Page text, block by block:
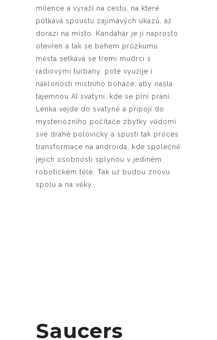
milence a vyráží na cestu, na které
potkává spoustu zajímavých úkazů, až
dorazí na místo. Kandahár je jí naprosto
otevřen a tak se během průzkumu
města setkává se třemi mudrci s
rádiovými turbany, poté využije i
náklonosti místního boháče, aby našla
tajemnou AI svatyni, kde se plní přání.
Lenka vejde do svatyně a připojí do
mysteriózního počítače zbytky vědomí
své drahé polovičky a spustí tak proces
transformace na androida, kde společně
jejich osobnosti splynou v jediném
robotickém těle. Tak už budou znovu
spolu a na věky.
Saucers